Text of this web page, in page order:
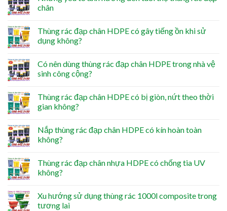
chân
Thùng rác đạp chân HDPE có gây tiếng ồn khi sử
dụng không?
Có nên dùng thùng rác đạp chân HDPE trong nhà vệ
sinh công cộng?
Thùng rác đạp chân HDPE có bị giòn, nứt theo thời
gian không?
Nắp thùng rác đạp chân HDPE có kín hoàn toàn
không?
Thùng rác đạp chân nhựa HDPE có chống tia UV
không?
Xu hướng sử dụng thùng rác 1000l composite trong
tương lai